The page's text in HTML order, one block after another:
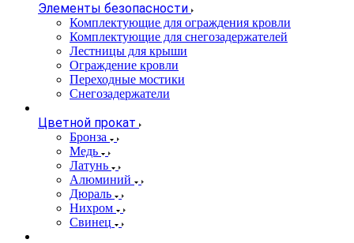
Элементы безопасности
Комплектующие для ограждения кровли
Комплектующие для снегозадержателей
Лестницы для крыши
Ограждение кровли
Переходные мостики
Снегозадержатели
Цветной прокат
Бронза
Медь
Латунь
Алюминий
Дюраль
Нихром
Свинец